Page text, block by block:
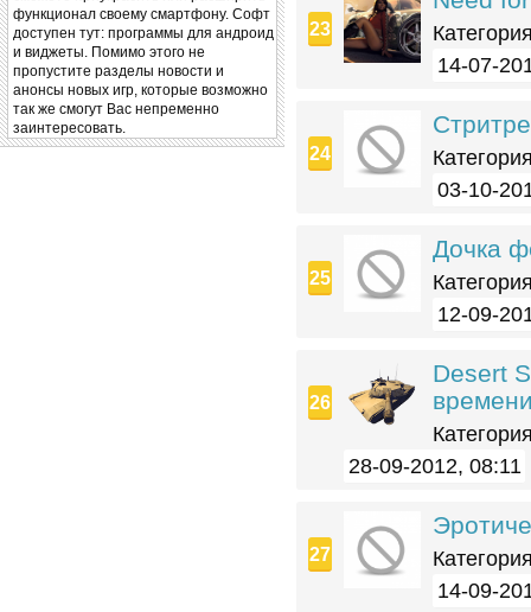
функционал своему смартфону. Софт
доступен тут: программы для андроид
и виджеты. Помимо этого не
пропустите разделы новости и
анонсы новых игр, которые возможно
так же смогут Вас непременно
заинтересовать.
14-07-
03-10-
Дочка
12-09-
Desert
28-09-2012, 08:11
14-09-